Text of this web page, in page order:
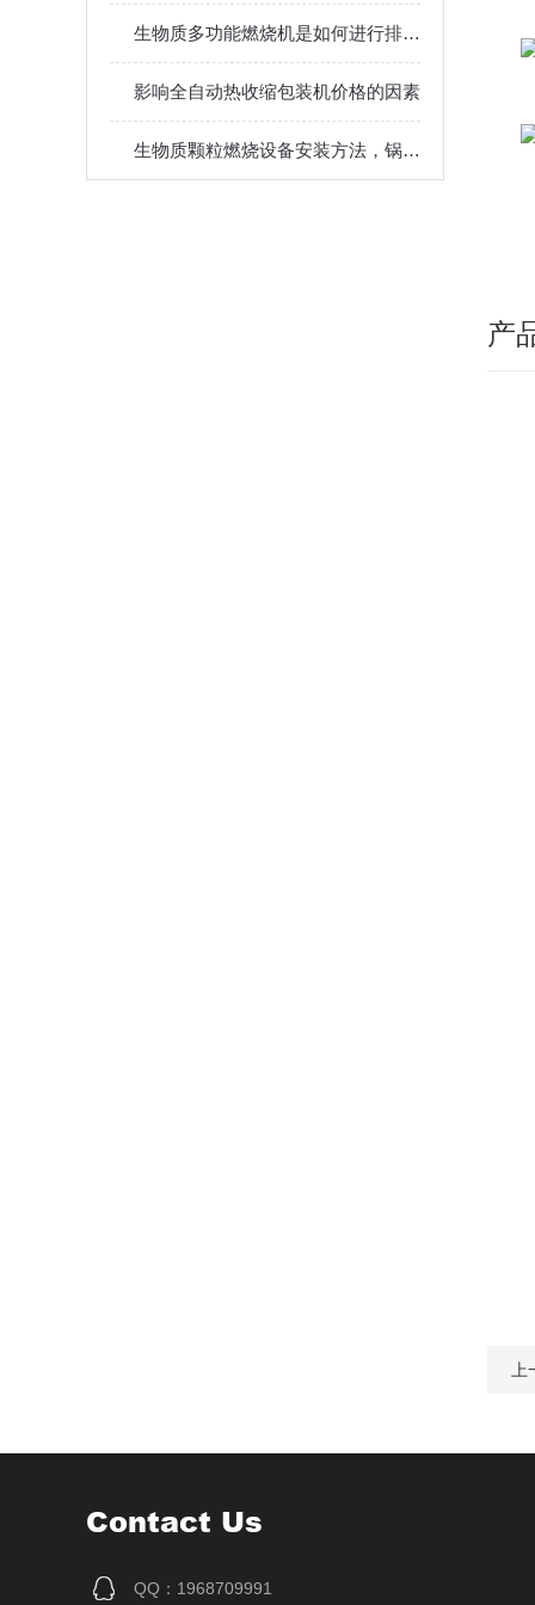
生物质多功能燃烧机是如何进行排渣操作的？
影响全自动热收缩包装机价格的因素
生物质颗粒燃烧设备安装方法，锅炉对接管道布置调试使用教程
产
Contact Us
QQ：1968709991